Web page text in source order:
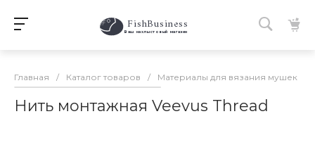
FishBusiness
Ваш нахлыстовый магазин
Главная / Каталог товаров / Материалы для вязания мушек
Нить монтажная Veevus Thread